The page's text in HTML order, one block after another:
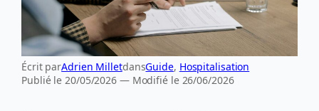
Écrit parAdrien MilletdansGuide, Hospitalisation
Publié le 20/05/2026 — Modifié le 26/06/2026